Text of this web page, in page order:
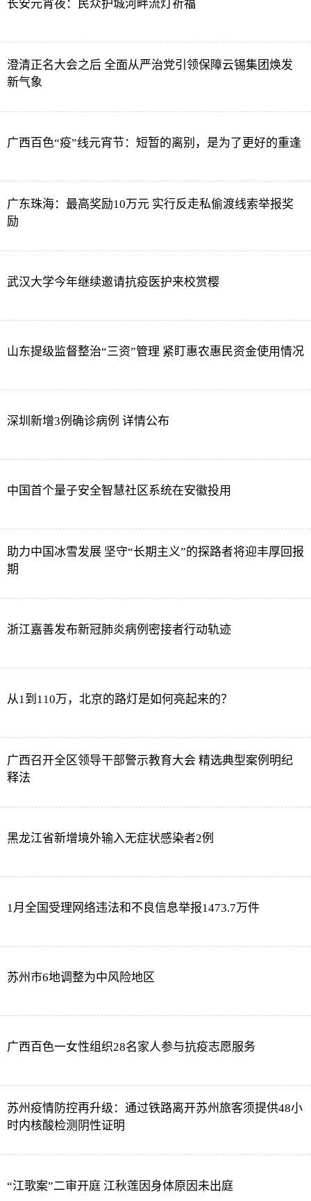
长安元宵夜：民众护城河畔流灯祈福
澄清正名大会之后 全面从严治党引领保障云锡集团焕发
新气象
广西百色“疫”线元宵节：短暂的离别，是为了更好的重逢
广东珠海：最高奖励10万元 实行反走私偷渡线索举报奖
励
武汉大学今年继续邀请抗疫医护来校赏樱
山东提级监督整治“三资”管理 紧盯惠农惠民资金使用情况
深圳新增3例确诊病例 详情公布
中国首个量子安全智慧社区系统在安徽投用
助力中国冰雪发展 坚守“长期主义”的探路者将迎丰厚回报
期
浙江嘉善发布新冠肺炎病例密接者行动轨迹
从1到110万，北京的路灯是如何亮起来的？
广西召开全区领导干部警示教育大会 精选典型案例明纪
释法
黑龙江省新增境外输入无症状感染者2例
1月全国受理网络违法和不良信息举报1473.7万件
苏州市6地调整为中风险地区
广西百色一女性组织28名家人参与抗疫志愿服务
苏州疫情防控再升级：通过铁路离开苏州旅客须提供48小
时内核酸检测阴性证明
“江歌案”二审开庭 江秋莲因身体原因未出庭